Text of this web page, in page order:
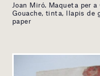
Joan Miró. Maqueta per a
Gouache, tinta, llapis de
paper